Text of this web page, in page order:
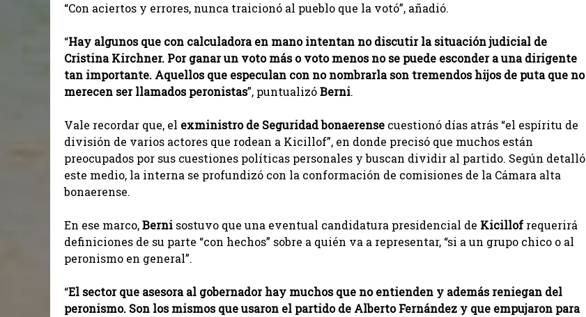
“Con aciertos y errores, nunca traicionó al pueblo que la votó”, añadió.
“Hay algunos que con calculadora en mano intentan no discutir la situación judicial de
Cristina Kirchner. Por ganar un voto más o voto menos no se puede esconder a una dirigente
tan importante. Aquellos que especulan con no nombrarla son tremendos hijos de puta que no
merecen ser llamados peronistas”, puntualizóBerni.
Vale recordar que, el exministro de Seguridad bonaerense cuestionó días atrás “el espíritu de
división de varios actores que rodean a Kicillof”, en donde precisó que muchos están
preocupados por sus cuestiones políticas personales y buscan dividir al partido. Según detalló
este medio, la interna se profundizó con la conformación de comisiones de la Cámara alta
bonaerense.
En ese marco,Berni sostuvo que una eventual candidatura presidencial de Kicillof requerirá
definiciones de su parte “con hechos” sobre a quién va a representar, “si a un grupo chico o al
peronismo en general”.
“El sector que asesora al gobernador hay muchos que no entienden y además reniegan del
peronismo. Son los mismos que usaron el partido de Alberto Fernández y que empujaron para